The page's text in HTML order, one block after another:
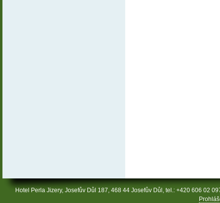
Hotel Perla Jizery, Josefův Důl 187, 468 44 Josefův Důl, tel.: +420 606 02